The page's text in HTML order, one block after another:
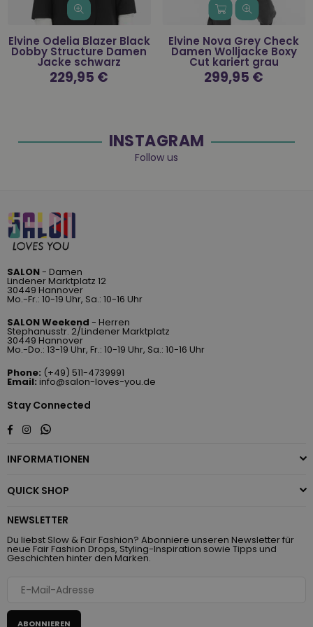
Elvine Odelia Blazer Black
Dobby Structure Damen
Jacke schwarz
Normaler
Preis
229,95 €
Elvine Nova Grey Check
Damen Wolljacke Boxy
Cut kariert grau
Normaler
Preis
299,95 €
INSTAGRAM
Follow us
SALON- Damen
Lindener Marktplatz 12
30449 Hannover
Mo.-Fr.: 10-19 Uhr, Sa.: 10-16 Uhr
SALON Weekend - Herren
Stephanusstr. 2/Lindener Marktplatz
30449 Hannover
Mo.-Do.: 13-19 Uhr, Fr.: 10-19 Uhr, Sa.: 10-16 Uhr
Phone: (+49) 511-4739991
Email: info@salon-loves-you.de
Stay Connected
Facebook
InstagramWhatsapp
INFORMATIONEN
QUICK SHOP
NEWSLETTER
Du liebst Slow & Fair Fashion? Abonniere unseren Newsletter für
neue Fair Fashion Drops, Styling-Inspiration sowie Tipps und
Geschichten hinter den Marken.
ABONNIEREN